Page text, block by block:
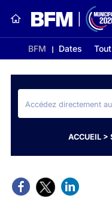
BFM Dates
ACCUEIL>